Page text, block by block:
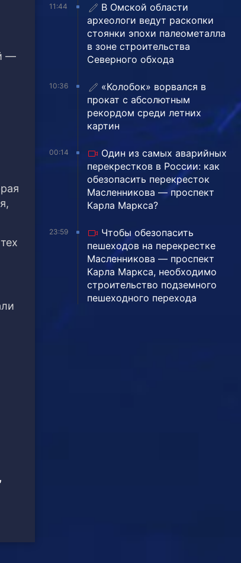
—
11:44
В Омской области
археологи ведут раскопки
стоянки эпохи палеометалла
в зоне строительства
Северного обхода
10:36
«Колобок» ворвался в
прокат с абсолютным
рекордом среди летних
картин
00:14
Один из самых аварийных
перекрестков в России: как
обезопасить перекресток
Масленникова — проспект
Карла Маркса?
23:59
Чтобы обезопасить
пешеходов на перекрестке
Масленникова — проспект
Карла Маркса, необходимо
строительство подземного
пешеходного перехода